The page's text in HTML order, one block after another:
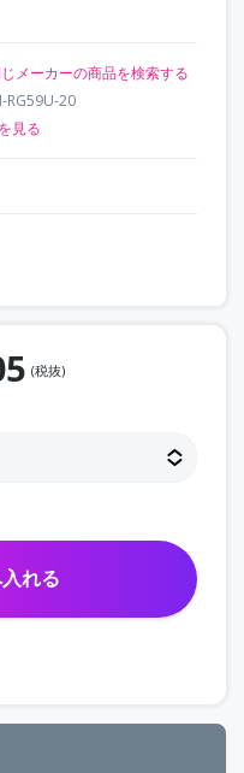
メーカーの商品を検索する
RG59U-20
見る
(税抜)
れる